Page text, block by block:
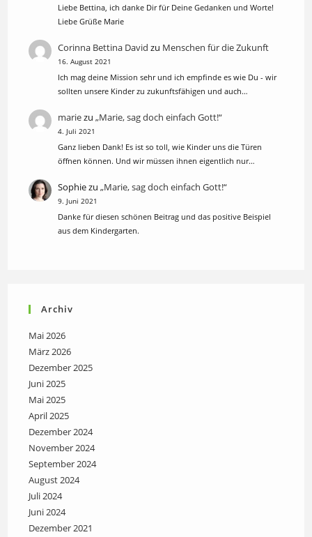
Liebe Bettina, ich danke Dir für Deine Gedanken und Worte!
Liebe Grüße Marie
Corinna Bettina David zu Menschen für die Zukunft
16. August 2021
Ich mag deine Mission sehr und ich empfinde es wie Du - wir
sollten unsere Kinder zu zukunftsfähigen und auch…
mariezu„Marie, sag doch einfach Gott!“
4. Juli 2021
Ganz lieben Dank! Es ist so toll, wie Kinder uns die Türen
öffnen können. Und wir müssen ihnen eigentlich nur…
Sophiezu„Marie, sag doch einfach Gott!“
9. Juni 2021
Danke für diesen schönen Beitrag und das positive Beispiel
aus dem Kindergarten.
Archiv
Mai 2026
März 2026
Dezember 2025
Juni 2025
Mai 2025
April 2025
Dezember 2024
November 2024
September 2024
August 2024
Juli 2024
Juni 2024
Dezember 2021